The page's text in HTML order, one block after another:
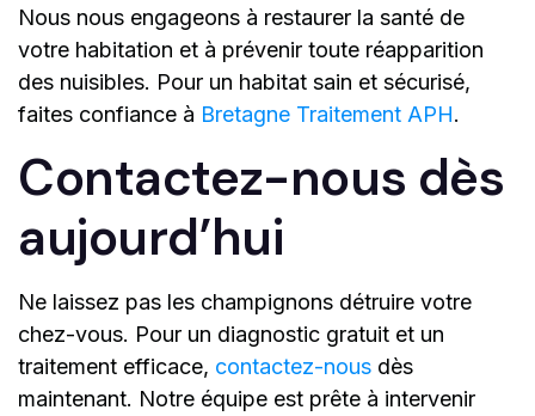
Nous nous engageons à restaurer la santé de
votre habitation et à prévenir toute réapparition
des nuisibles. Pour un habitat sain et sécurisé,
faites confiance à Bretagne Traitement APH.
Contactez-nous dès
aujourd’hui
Ne laissez pas les champignons détruire votre
chez-vous. Pour un diagnostic gratuit et un
traitement efficace, contactez-nous dès
maintenant. Notre équipe est prête à intervenir